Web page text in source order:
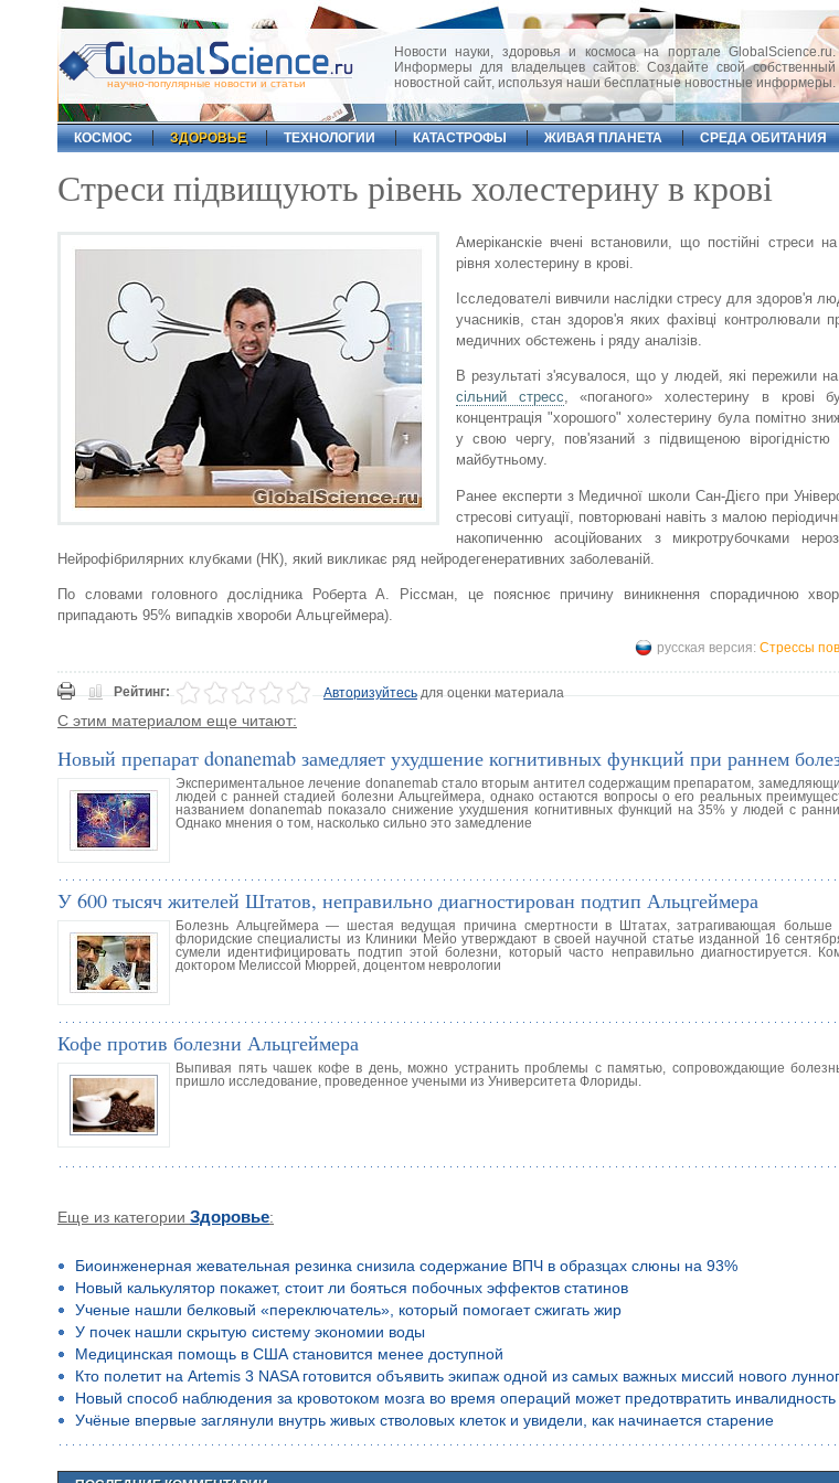
научно-популярные новости и статьи
Новости науки, здоровья и космоса на портале GlobalScience.ru.
Информеры для владельцев сайтов. Создайте свой собственный
новостной сайт, используя наши бесплатные новостные информеры.
КОСМОС
ЗДОРОВЬЕ ТЕХНОЛОГИИ КАТАСТРОФЫ ЖИВАЯ ПЛАНЕТА СРЕДА ОБИТАНИЯ
Стреси підвищують рівень холестерину в крові
Амеріканскіе вчені встановили, що постійні стреси
рівня холестерину в крові.
Ісследователі вивчили наслідки стресу для здоров'я
учасників, стан здоров'я яких фахівці контролювали
медичних обстежень і ряду аналізів.
В результаті з'ясувалося, що у людей, які пережили
сільний стресс, «поганого» холестерину в крові
концентрація "хорошого" холестерину була помітно
у свою чергу, пов'язаний з підвищеною
майбутньому.
Ранее експерти з Медичної школи Сан-Дієго при
стресові ситуації, повторювані навіть з малою
накопиченню асоційованих з микротрубочками
Нейрофібрилярних клубками (НК), який викликає ряд нейродегенеративних заболеваній.
По словами головного дослідника Роберта А. Ріссман, це пояснює причину виникнення спорадичною
припадають 95% випадків хвороби Альцгеймера).
русская версия: Стрессы
Рейтинг: Авторизуйтесьдля оценки материала
С этим материалом еще читают:
Новый препарат donanemab замедляет ухудшение когнитивных функций при раннем
Экспериментальное лечение donanemab стало вторым антител содержащим препаратом,
людей с ранней стадией болезни Альцгеймера, однако остаются вопросы о его реальных
названием donanemab показало снижение ухудшения когнитивных функций на 35% у людей с
Однако мнения о том, насколько сильно это замедление
У 600 тысяч жителей Штатов, неправильно диагностирован подтип Альцгеймера
Болезнь Альцгеймера — шестая ведущая причина смертности в Штатах, затрагивающая
флоридские специалисты из Клиники Мейо утверждают в своей научной статье изданной 16
сумели идентифицировать подтип этой болезни, который часто неправильно диагностируется.
доктором Мелиссой Мюррей, доцентом неврологии
Кофе против болезни Альцгеймера
Выпивая пять чашек кофе в день, можно устранить проблемы с памятью, сопровождающие
пришло исследование, проведенное учеными из Университета Флориды.
Еще из категории Здоровье:
Биоинженерная жевательная резинка снизила содержание ВПЧ в образцах слюны на 93%
Новый калькулятор покажет, стоит ли бояться побочных эффектов статинов
Ученые нашли белковый «переключатель», который помогает сжигать жир
У почек нашли скрытую систему экономии воды
Медицинская помощь в США становится менее доступной
Кто полетит на Artemis 3 NASA готовится объявить экипаж одной из самых важных миссий нового
Новый способ наблюдения за кровотоком мозга во время операций может предотвратить инвалидность
Учёные впервые заглянули внутрь живых стволовых клеток и увидели, как начинается старение